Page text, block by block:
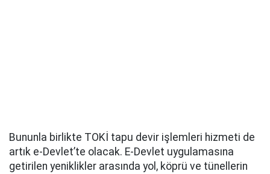
Bununla birlikte TOKİ tapu devir işlemleri hizmeti de
artık e-Devlet’te olacak. E-Devlet uygulamasına
getirilen yeniklikler arasında yol, köprü ve tünellerin